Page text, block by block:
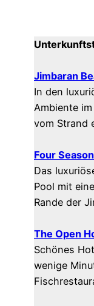
Jimbaran
In den
Ambiente
vom Strand
Four
Das
Pool mit
Rande der
The Open
Schönes
wenige